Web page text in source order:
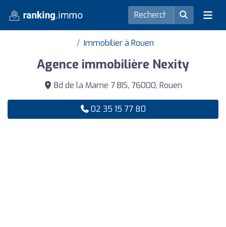
Immobilier à Rouen
Agence immobilière Nexity
Bd de la Marne 7 BIS, 76000, Rouen
02 35 15 77 80